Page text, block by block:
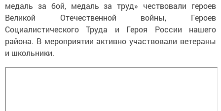
медаль за бой, медаль за труд» чествовали героев
Великой Отечественной войны, Героев
Социалистического Труда и Героя России нашего
района. В мероприятии активно участвовали ветераны
и школьники.